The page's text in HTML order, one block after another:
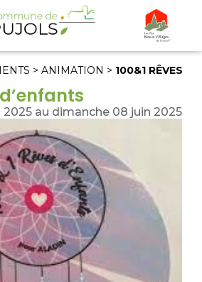
> ANIMATION > 100&1 RÊVES
au dimanche 08 juin 2025